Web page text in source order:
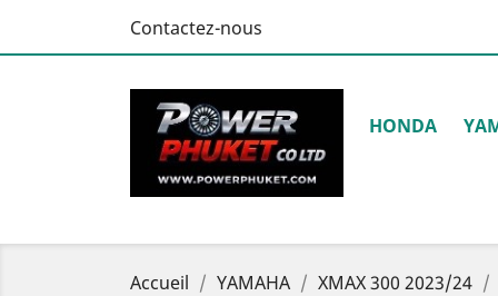
Contactez-nous
HONDA
Accueil YAMAHA XMAX 300 2023/24